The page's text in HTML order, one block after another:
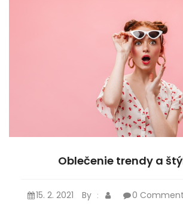
Oblečenie trendy a
15. 2. 2021 By : 0 Comment